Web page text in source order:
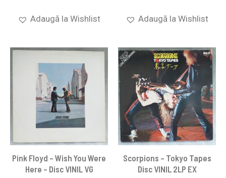
Adaugă la Wishlist Adaugă la Wishlist
Pink Floyd ‎– Wish You Were
Here – Disc VINIL VG
Scorpions ‎– Tokyo Tapes
Disc VINIL 2LP EX